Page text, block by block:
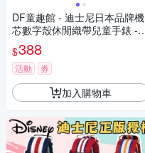
DF童趣館 - 迪士尼日本品牌機
芯數字殼休閒織帶兒童手錶 -
多款可選
$388
活動 券
加入購物車